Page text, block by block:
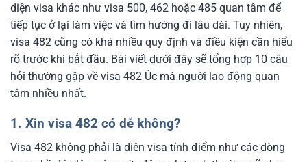
diện visa khác như visa 500, 462 hoặc 485 quan tâm để
tiếp tục ở lại làm việc và tìm hướng đi lâu dài. Tuy nhiên,
visa 482 cũng có khá nhiều quy định và điều kiện cần hiểu
rõ trước khi bắt đầu. Bài viết dưới đây sẽ tổng hợp 10 câu
hỏi thường gặp về visa 482 Úc mà người lao động quan
tâm nhiều nhất.
1. Xin visa 482 có dễ không?
Visa 482 không phải là diện visa tính điểm như các dòng